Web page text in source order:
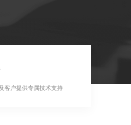
客户提供专属技术支持